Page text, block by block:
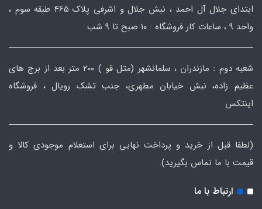
ابتدای جلال آل احمد ، نبش جلال و اشرفی پلاک 465 طبقه سوم ،
واحد ۹ ، ساعات کار فروشگاه : ۱۰ صبح تا ۹ شب.
شعبه دوم : مازندران ، سلمانشهر (متل قو ) ۲۰۰ متر بعد از برج های
عظیم زاده، نبش خیابان مطهری، جنب تشک رویال ، فروشگاه
اینتکس
(لطفا قبل از خرید و پرداخت نهایی برای استعلام موجودی کالا و
قیمت با ما تماس بگیرید).
ارتباط با ما